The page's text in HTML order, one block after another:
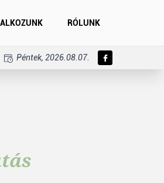
RÓLUNK
Péntek, 2026.08.07.